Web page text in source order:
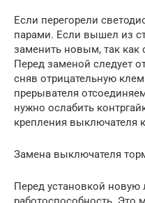
Если перегорели
парами. Если вышел из
заменить новым, так как
Перед заменой следует
сняв отрицательную
прерывателя
нужно ослабить
крепления выключателя
Замена выключателя
Перед установкой новую